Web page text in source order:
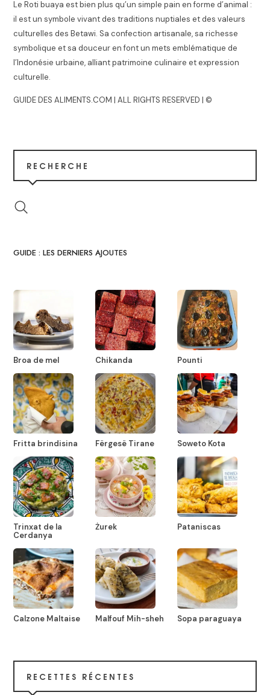
Le Roti buaya est bien plus qu’un simple pain en forme d’animal :
il est un symbole vivant des traditions nuptiales et des valeurs
culturelles des Betawi. Sa confection artisanale, sa richesse
symbolique et sa douceur en font un mets emblématique de
l’Indonésie urbaine, alliant patrimoine culinaire et expression
culturelle.
GUIDE DES ALIMENTS.COM | ALL RIGHTS RESERVED | ©
RECHERCHE
GUIDE : LES DERNIERS AJOUTES
Broa de mel Chikanda Pounti
Fritta brindisina Fërgesë Tirane Soweto Kota
Trinxat de la
Cerdanya
Żurek Pataniscas
Calzone Maltaise Malfouf Mih-sheh Sopa paraguaya
RECETTES RÉCENTES